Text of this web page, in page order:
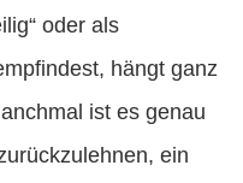
oder als
hängt ganz
ist es genau
ein